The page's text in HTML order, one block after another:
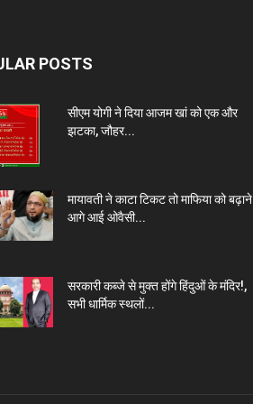
POSTS
सीएम योगी ने दिया आजम खां को एक और
झटका, जौहर...
मायावती ने काटा टिकट तो माफिया को बढ़ाने
आगे आई ओवैसी...
सरकारी कब्जे से मुक्त होंगे हिंदुओं के मंदिर!,
सभी धार्मिक स्थलों...